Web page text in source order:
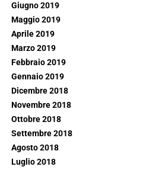
Giugno 2019
Maggio 2019
Aprile 2019
Marzo 2019
Febbraio 2019
Gennaio 2019
Dicembre 2018
Novembre 2018
Ottobre 2018
Settembre 2018
Agosto 2018
Luglio 2018